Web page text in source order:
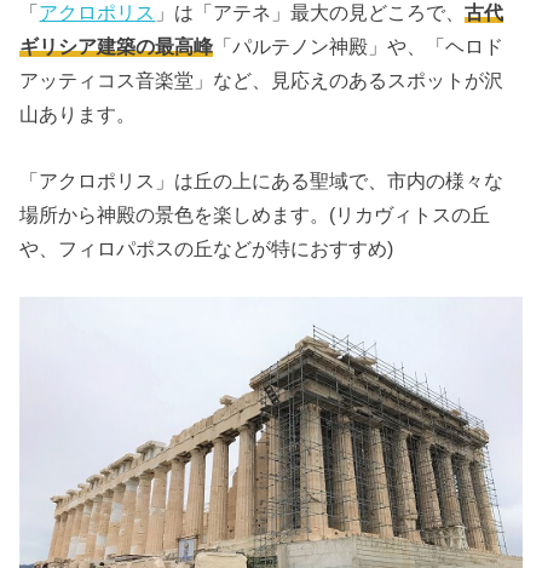
「アクロポリス 」は「アテネ」最大の見どころで、古代
ギリシア建築の最高峰 「パルテノン神殿」や、「ヘロド
アッティコス音楽堂」など、見応えのあるスポットが沢
山あります。
「アクロポリス」は丘の上にある聖域で、市内の様々な
場所から神殿の景色を楽しめます。(リカヴィトスの丘
や、フィロパポスの丘などが特におすすめ)